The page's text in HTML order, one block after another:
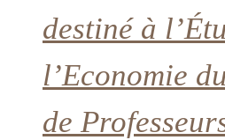
destiné à
l’Economie
de